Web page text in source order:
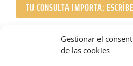
Gestionar el
de las cookies
TU CONSULTA IMPORTA: